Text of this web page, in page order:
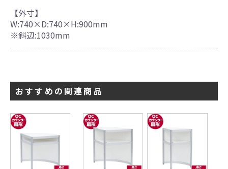
カートへ進む
【外寸】
W:740×D:740×H:900mm
※斜辺:1030mm
おすすめの関連商品